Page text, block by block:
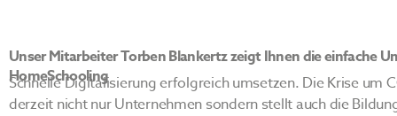
Unser Mitarbeiter Torben Blankertz zeigt Ihnen die einfache
HomeSchooling
Schnelle Digitalisierung erfolgreich umsetzen. Die Krise um
derzeit nicht nur Unternehmen sondern stellt auch die